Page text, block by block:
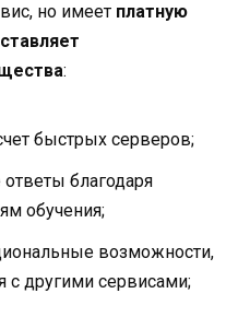
но имеет платную
:
быстрых серверов;
благодаря
обучения;
возможности,
с другими сервисами;